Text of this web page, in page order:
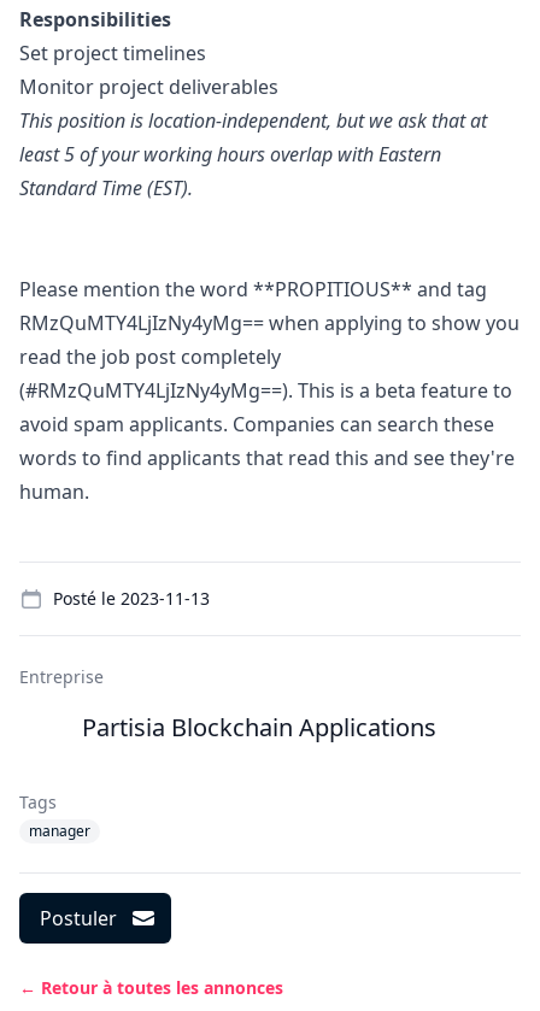
Responsibilities
Set project timelines
Monitor project deliverables
This position is location-independent, but we ask that at
least 5 of your working hours overlap with Eastern
Standard Time (EST).
Please mention the word **PROPITIOUS** and tag
RMzQuMTY4LjIzNy4yMg== when applying to show you
read the job post completely
(#RMzQuMTY4LjIzNy4yMg==). This is a beta feature to
avoid spam applicants. Companies can search these
words to find applicants that read this and see they're
human.
Posté le 2023-11-13
Entreprise
Partisia Blockchain Applications
Tags
manager
Postuler
← Retour à toutes les annonces